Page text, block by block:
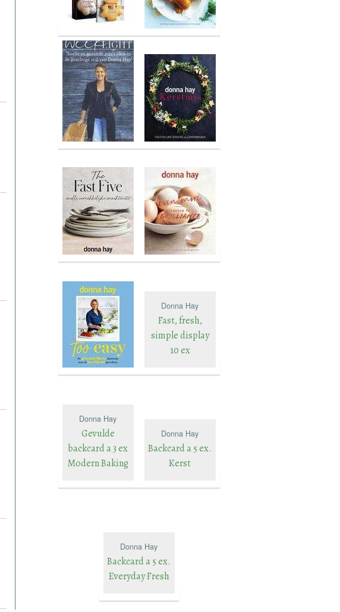
Donna Hay
Fast, fresh,
simple display
10 ex
Donna Hay
Gevulde
backcard a 3 ex
Modern Baking
Donna Hay
Backcard a 5 ex.
Kerst
Donna Hay
Backcard a 5 ex.
Everyday Fresh